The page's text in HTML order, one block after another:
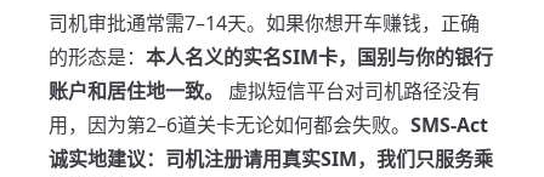
司机审批通常需7–14天。如果你想开车赚钱，正确
的形态是： 本人名义的实名SIM卡，国别与你的银行
账户和居住地一致。
虚拟短信平台对司机路径没有
用，因为第2–6道关卡无论如何都会失败。 SMS-Act
诚实地建议：司机注册请用真实SIM，我们只服务乘